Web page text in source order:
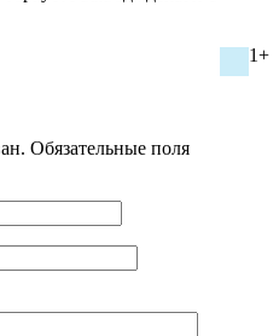
1+
Обязательные поля